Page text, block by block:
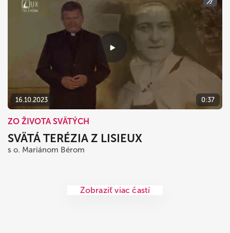
16.10.2023 0:37
ZO ŽIVOTA SVÄTÝCH
SVÄTÁ TERÉZIA Z LISIEUX
s o. Mariánom Bérom
Zobraziť viac častí